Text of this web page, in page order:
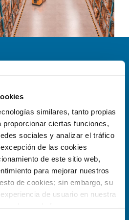
similares, tanto propias
ciertas funciones,
sociales y analizar el tráfico
de las cookies
de este sitio web,
para mejorar nuestros
de cookies; sin embargo, su
de usuario en nuestra
INSTALACIONES
PLATAFORMA
|FS/FM
|C.Sanitarios|C.Deportivos
|Teatros, auditorios y ocio